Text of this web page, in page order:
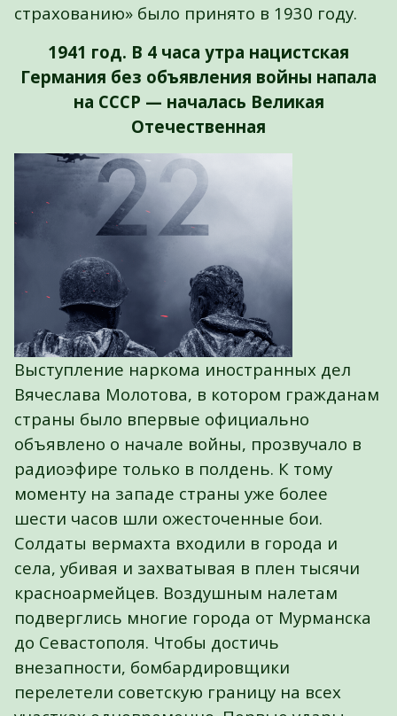
страхованию» было принято в 1930 году.
1941 год. В 4 часа утра нацистская
Германия без объявления войны напала
на СССР — началась Великая
Отечественная
Выступление наркома иностранных дел
Вячеслава Молотова, в котором гражданам
страны было впервые официально
объявлено о начале войны, прозвучало в
радиоэфире только в полдень. К тому
моменту на западе страны уже более
шести часов шли ожесточенные бои.
Солдаты вермахта входили в города и
села, убивая и захватывая в плен тысячи
красноармейцев. Воздушным налетам
подверглись многие города от Мурманска
до Севастополя. Чтобы достичь
внезапности, бомбардировщики
перелетели советскую границу на всех